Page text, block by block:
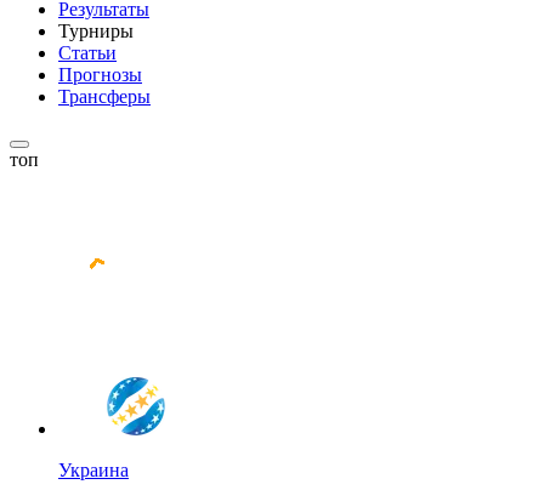
Результаты
Турниры
Статьи
Прогнозы
Трансферы
топ
Украина